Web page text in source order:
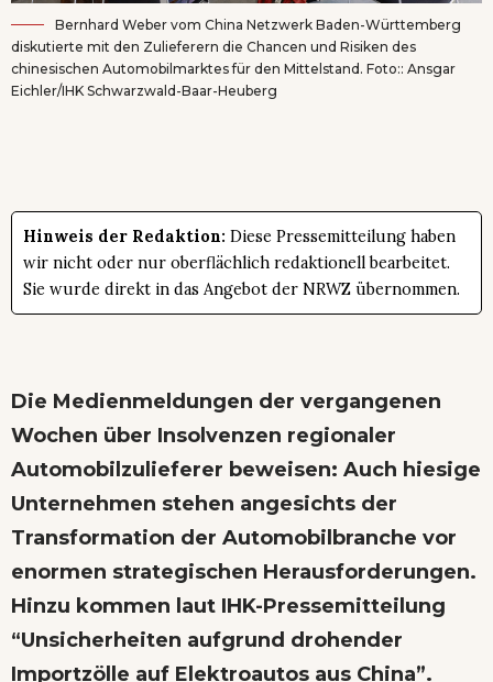
Bernhard Weber vom China Netzwerk Baden-Württemberg
diskutierte mit den Zulieferern die Chancen und Risiken des
chinesischen Automobilmarktes für den Mittelstand. Foto:: Ansgar
Eichler/IHK Schwarzwald-Baar-Heuberg
Hinweis der Redaktion: Diese Pressemitteilung haben
wir nicht oder nur oberflächlich redaktionell bearbeitet.
Sie wurde direkt in das Angebot der NRWZ übernommen.
Die Medienmeldungen der vergangenen
Wochen über Insolvenzen regionaler
Automobilzulieferer beweisen: Auch hiesige
Unternehmen stehen angesichts der
Transformation der Automobilbranche vor
enormen strategischen Herausforderungen.
Hinzu kommen laut IHK-Pressemitteilung
“Unsicherheiten aufgrund drohender
Importzölle auf Elektroautos aus China”.